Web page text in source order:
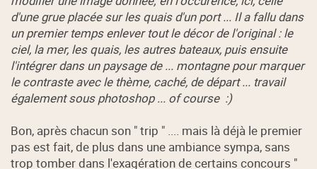
d'une grue placée sur les quais d'un port ... Il a fallu dans
un premier temps enlever tout le décor de l'original : le
ciel, la mer, les quais, les autres bateaux, puis ensuite
l'intégrer dans un paysage de ... montagne pour marquer
le contraste avec le thème, caché, de départ ... travail
également sous photoshop ... of course :)
Bon, après chacun son " trip " .... mais là déjà le premier
pas est fait, de plus dans une ambiance sympa, sans
trop tomber dans l'exagération de certains concours "